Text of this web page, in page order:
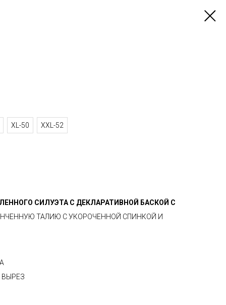
XL-50 XXL-52
СИЛУЭТА C ДЕКЛАРАТИВНОЙ БАСКОЙ С
ТАЛИЮ С УКОРОЧЕННОЙ СПИНКОЙ И